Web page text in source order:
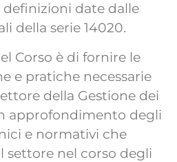
date dalle
della serie 14020.
Corso è di fornire le
e pratiche necessarie
della Gestione dei
approfondimento degli
e normativi che
settore nel corso degli